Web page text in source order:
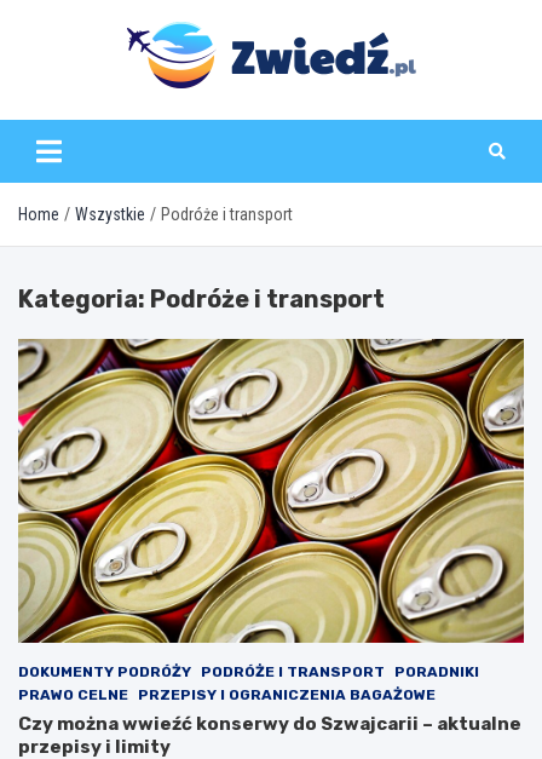
zwiedz.pl
Home Wszystkie Podróże i transport
Kategoria: Podróże i transport
DOKUMENTY PODRÓŻY PODRÓŻE I TRANSPORT
PORADNIKI
PRAWO CELNE
PRZEPISY I OGRANICZENIA BAGAŻOWE
Czy można wwieźć konserwy do Szwajcarii – aktualne
przepisy i limity